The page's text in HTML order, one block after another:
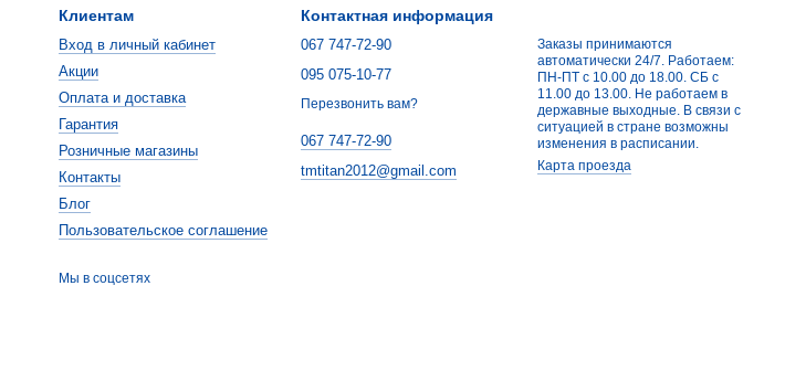
Клиентам
Вход в личный кабинет
Акции
Оплата и доставка
Гарантия
Розничные магазины
Контакты
Блог
Пользовательское соглашение
Мы в соцсетях
Контактная информация
067 747-72-90
095 075-10-77
Перезвонить вам?
067 747-72-90
tmtitan2012@gmail.com
Заказы принимаются
автоматически 24/7. Работаем:
ПН-ПТ с 10.00 до 18.00. СБ с
11.00 до 13.00. Не работаем в
державные выходные. В связи с
ситуацией в стране возможны
изменения в расписании.
Карта проезда